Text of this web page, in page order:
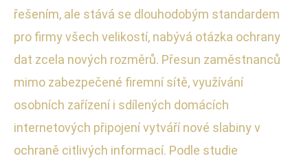
řešením, ale stává se dlouhodobým standardem
pro firmy všech velikostí, nabývá otázka ochrany
dat zcela nových rozměrů. Přesun zaměstnanců
mimo zabezpečené firemní sítě, využívání
osobních zařízení i sdílených domácích
internetových připojení vytváří nové slabiny v
ochraně citlivých informací. Podle studie